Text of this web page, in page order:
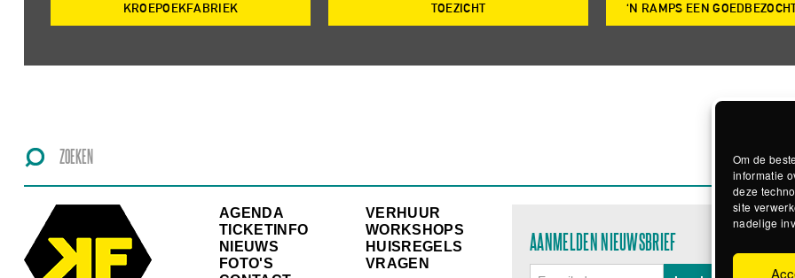
Om de
informatie
deze
site
nadelige
KROEPOEKFABRIEK
TOEZICHT
‘N RAMPS EEN
AGENDA
TICKETINFO
NIEUWS
FOTO'S
VERHUUR
WORKSHOPS
HUISREGELS
VRAGEN
AANMELDEN NIEUWSBRIEF